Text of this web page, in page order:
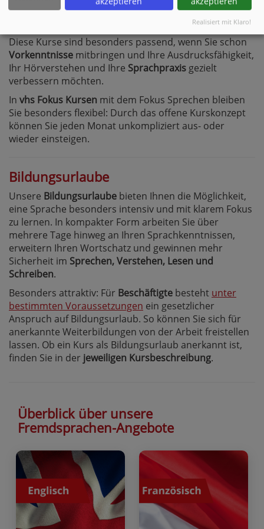
Wortschatz und gewinnen mehr Sicherheit in
Diese Kurse sind besonders passend, wenn Sie schon
Vorkenntnisse mitbringen und Ihre Ausdrucksfähigkeit,
Ihr Hörverstehen und Ihre Sprachpraxis gezielt
verbessern möchten.
In vhs Fokus Kursen mit dem Fokus Sprechen bleiben
Sie besonders flexibel: Durch das offene Kurskonzept
können Sie jeden Monat unkompliziert aus- oder
wieder einsteigen.
Bildungsurlaube
Unsere Bildungsurlaube bieten Ihnen die Möglichkeit,
eine Sprache besonders intensiv und mit klarem Fokus
zu lernen. In kompakter Form arbeiten Sie über
mehrere Tage hinweg an Ihren Sprachkenntnissen,
erweitern Ihren Wortschatz und gewinnen mehr
Sicherheit im Sprechen, Verstehen, Lesen und
Schreiben.
Besonders attraktiv: Für Beschäftigte besteht unter
bestimmten Voraussetzungen ein gesetzlicher
Anspruch auf Bildungsurlaub. So können Sie sich für
anerkannte Weiterbildungen von der Arbeit freistellen
lassen. Ob ein Kurs als Bildungsurlaub anerkannt ist,
finden Sie in der jeweiligen Kursbeschreibung.
Überblick über unsere
Fremdsprachen-Angebote
Realisiert mit Klaro!